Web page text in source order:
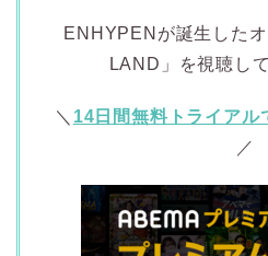
ENHYPENが誕生した
LAND」を視聴し
＼ 14日間無料トライア
／